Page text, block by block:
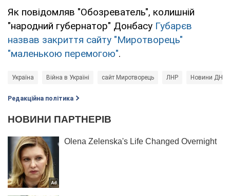
Як повідомляв "Обозреватель", колишній
"народний губернатор" Донбасу Губарєв
назвав закриття сайту "Миротворець"
"маленькою перемогою".
Україна Війна в Україні сайт Миротворець ЛНР Новини ДНР
Редакційна політика